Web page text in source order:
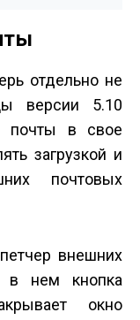
отдельно не
версии 5.10
почты в свое
загрузкой и
почтовых
внешних
в нем кнопка
окно